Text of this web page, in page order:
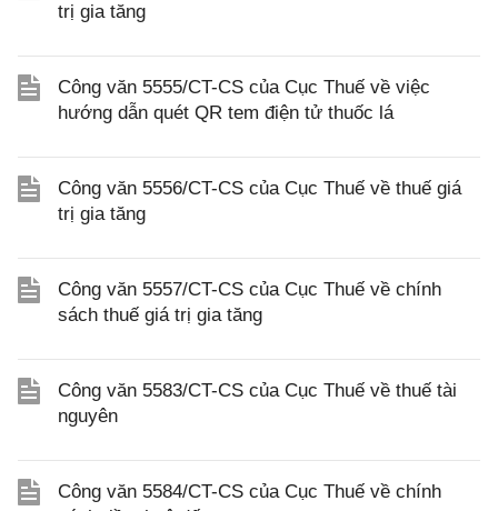
trị gia tăng
Công văn 5555/CT-CS của Cục Thuế về việc
hướng dẫn quét QR tem điện tử thuốc lá
Công văn 5556/CT-CS của Cục Thuế về thuế giá
trị gia tăng
Công văn 5557/CT-CS của Cục Thuế về chính
sách thuế giá trị gia tăng
Công văn 5583/CT-CS của Cục Thuế về thuế tài
nguyên
Công văn 5584/CT-CS của Cục Thuế về chính